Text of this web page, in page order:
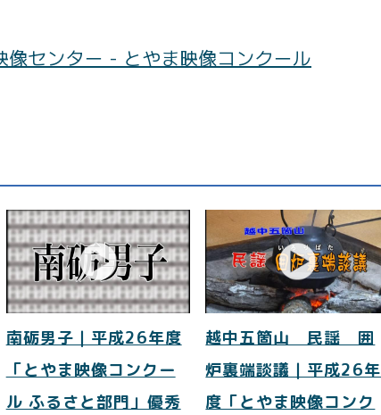
像センター - とやま映像コンクール
南砺男子｜平成26年度
「とやま映像コンクー
ル ふるさと部門」優秀
越中五箇山 民謡 囲
炉裏端談議｜平成26年
度「とやま映像コンク